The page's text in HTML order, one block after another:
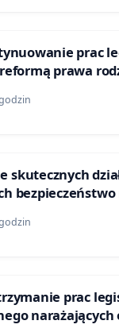
prac
prawa
skutecznych
Otwocku
prac
prawa rodzinnego